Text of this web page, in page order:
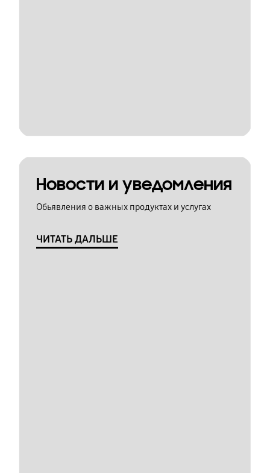
Новости и уведомления
Обьявления о важных продуктах и услугах
ЧИТАТЬ ДАЛЬШЕ